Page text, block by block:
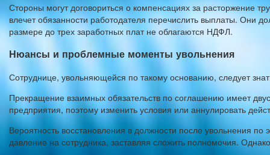
Стороны могут договориться о компенсациях за расторжение
влечет обязанности работодателя перечислить выплаты. Они
размере до трех заработных плат не облагаются НДФЛ.
Нюансы и проблемные моменты увольнения
Сотруднице, увольняющейся по такому основанию, следует
Прекращение взаимных обязательств по соглашению имеет
предприятия, поэтому изменить условия или аннулировать
Вероятность восстановления в должности после увольнения
давление на сотрудника, заставляя сложить полномочия.